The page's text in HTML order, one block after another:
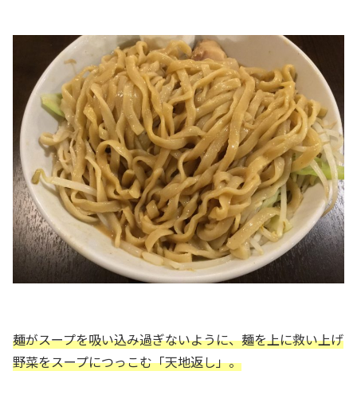
麺がスープを吸い込み過ぎないように、麺を上に救い上げ
野菜をスープにつっこむ「天地返し」。